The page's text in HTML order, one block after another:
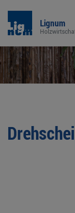
Lignum